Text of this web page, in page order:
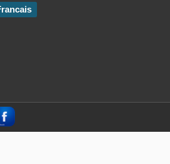
موريتانيا اليوم